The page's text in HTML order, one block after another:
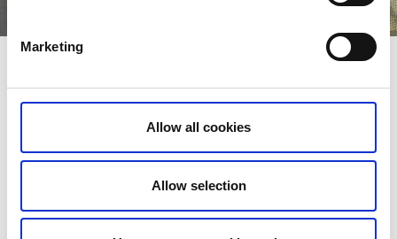
Marketing
Allow all cookies
Allow selection
I Vestsverige er det nemt at nyde vandring i smukt landskab
kombineret med lækker og hyggelig overnatning. Her finder
populære vandreruter.
Læs mere